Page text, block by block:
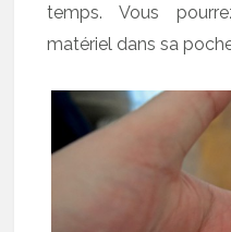
temps. Vous
matériel dans sa